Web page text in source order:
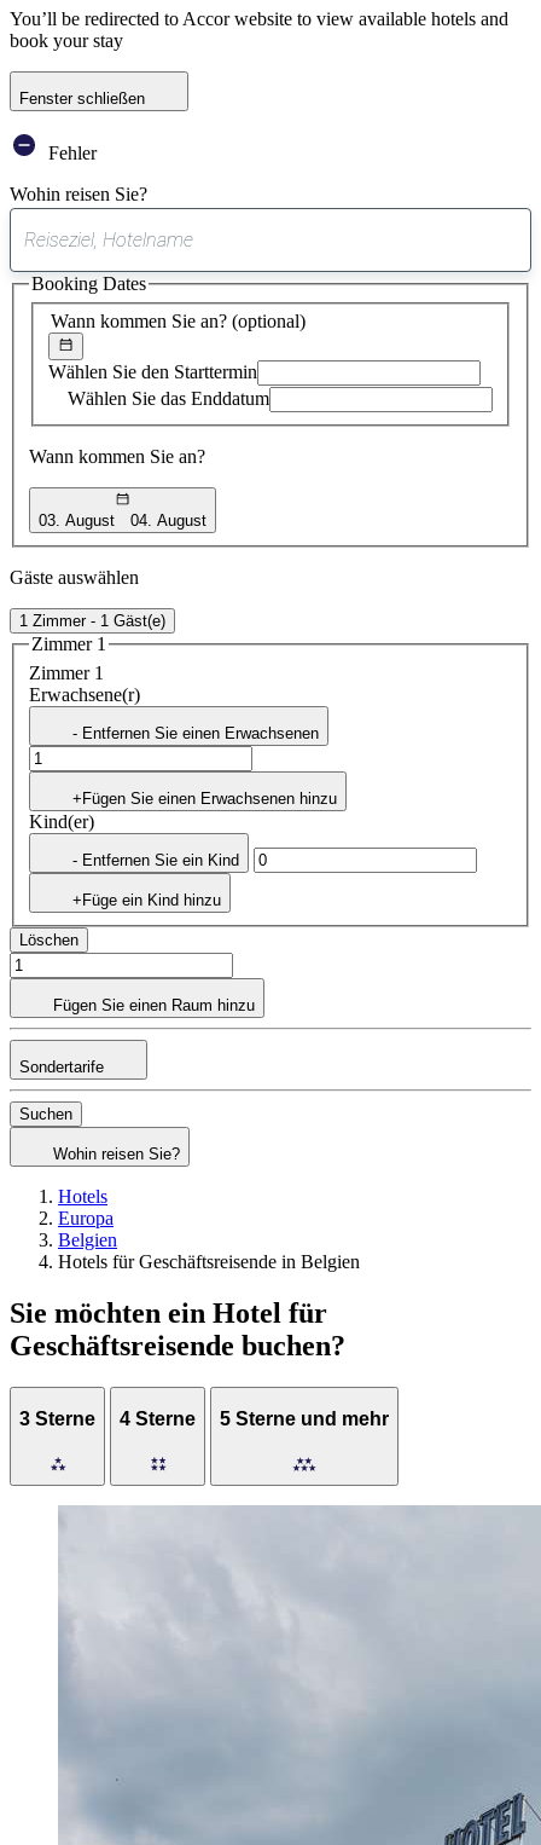
You’ll be redirected to Accor website to view available hotels and
book your stay
Fenster schließen
Fehler
Wohin reisen Sie?
gefundener
Vorschlag
Wann kommen Sie an? (optional)
Wählen Sie den Starttermin
Wählen Sie das Enddatum
Wann kommen Sie an?
03. August 04. August
Booking Dates
Gäste auswählen
1 Zimmer - 1 Gäst(e)
Zimmer 1
Zimmer 1
Erwachsene(r)
- Entfernen Sie einen Erwachsenen
+Fügen Sie einen Erwachsenen hinzu
Kind(er)
- Entfernen Sie ein Kind
+Füge ein Kind hinzu
Löschen
Fügen Sie einen Raum hinzu
Sondertarife
Suchen
Wohin reisen Sie?
Hotels
Europa
Belgien
Hotels für Geschäftsreisende in Belgien
Sie möchten ein Hotel für
Geschäftsreisende buchen?
3 Sterne 4 Sterne 5 Sterne und mehr